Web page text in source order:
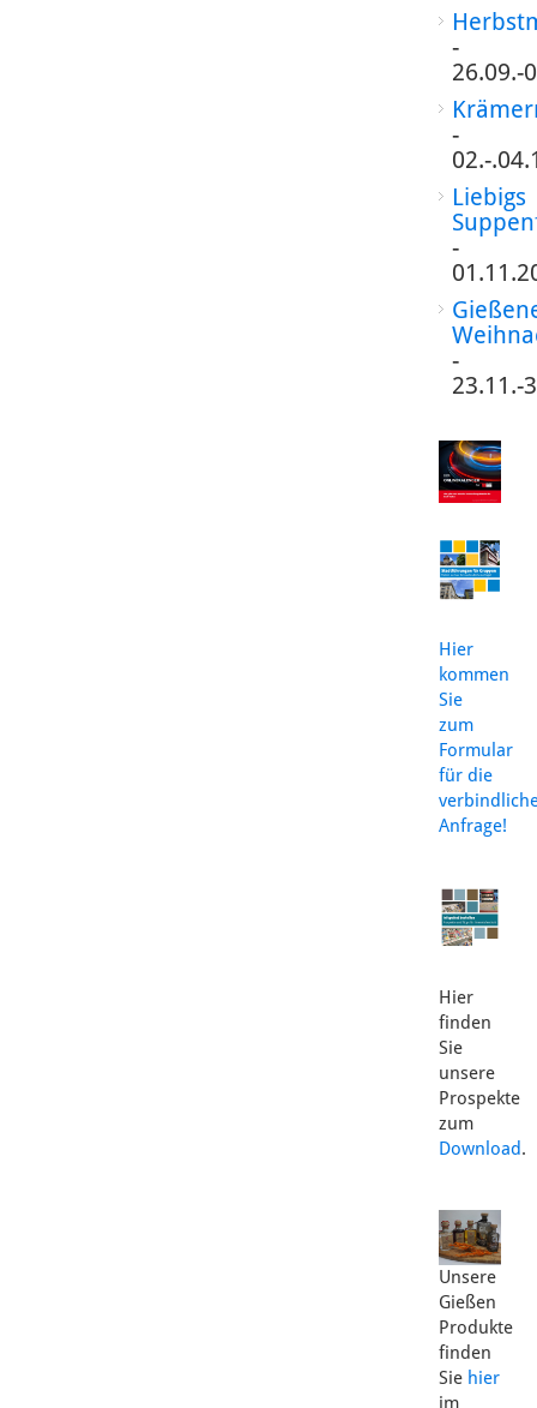
-
26.09.-
-
02.-
Liebigs
-
-
23.11.-
Hier
kommen
Sie
zum
Formular
für die
Anfrage!
Hier
finden
Sie
unsere
Prospekte
zum
Download.
Unsere
Gießen
Produkte
finden
Sie hier
im